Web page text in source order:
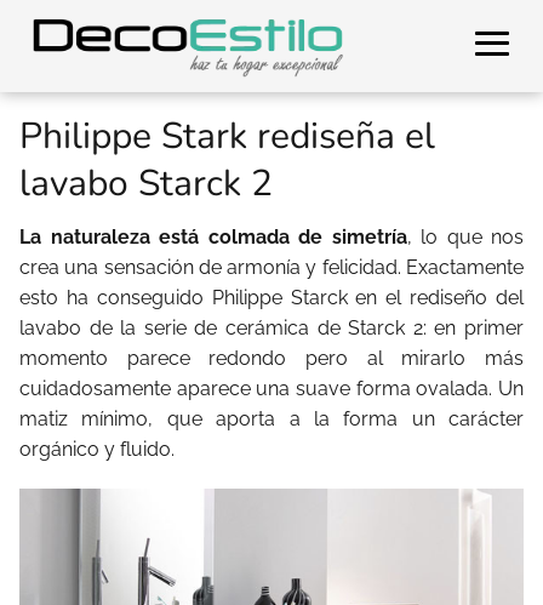
Philippe Stark rediseña el
lavabo Starck 2
La naturaleza está colmada de simetría, lo que nos
crea una sensación de armonía y felicidad. Exactamente
esto ha conseguido Philippe Starck en el rediseño del
lavabo de la serie de cerámica de Starck 2: en primer
momento parece redondo pero al mirarlo más
cuidadosamente aparece una suave forma ovalada. Un
matiz mínimo, que aporta a la forma un carácter
orgánico y fluido.